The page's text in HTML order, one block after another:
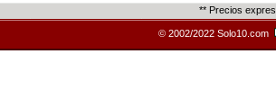
** Precios
© 2002/2022 Solo10.com